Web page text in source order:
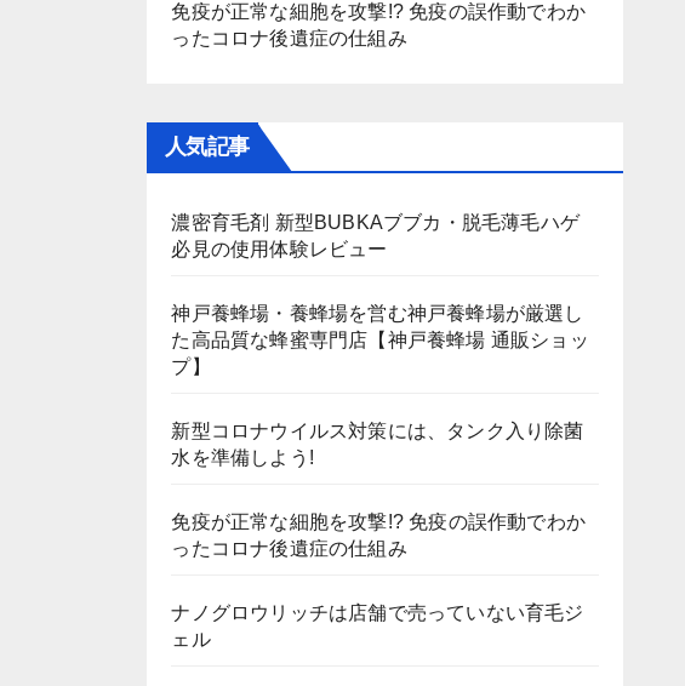
免疫が正常な細胞を攻撃!? 免疫の誤作動でわか
ったコロナ後遺症の仕組み
人気記事
濃密育毛剤 新型BUBKAブブカ・脱毛薄毛ハゲ
必見の使用体験レビュー
神戸養蜂場・養蜂場を営む神戸養蜂場が厳選し
た高品質な蜂蜜専門店【神戸養蜂場 通販ショッ
プ】
新型コロナウイルス対策には、タンク入り除菌
水を準備しよう!
免疫が正常な細胞を攻撃!? 免疫の誤作動でわか
ったコロナ後遺症の仕組み
ナノグロウリッチは店舗で売っていない育毛ジ
ェル